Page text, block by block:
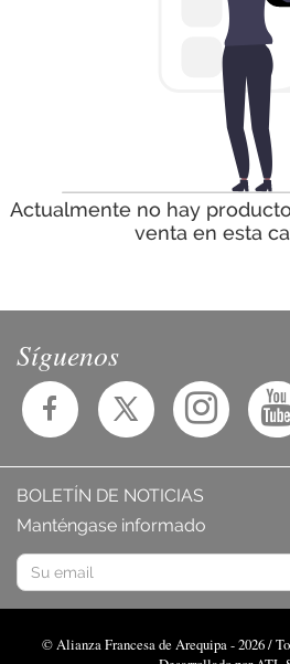
Actualmente no hay
venta en esta
Síguenos
BOLETÍN DE NOTICIAS
Manténgase informado
© Alianza Francesa de Arequipa - 2026 /